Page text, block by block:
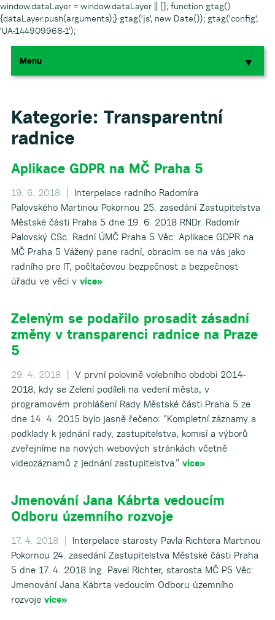
window.dataLayer = window.dataLayer || []; function gtag()
{dataLayer.push(arguments);} gtag('js', new Date()); gtag('config',
'UA-144909968-1');
Menu ▼
▼
Kategorie: Transparentní
radnice
Aplikace GDPR na MČ Praha 5
19. 6. 2018 |
Interpelace radního Radomíra
Palovského Martinou Pokornou 25. zasedání Zastupitelstva
Městské části Praha 5 dne 19. 6. 2018 RNDr. Radomír
Palovský CSc. Radní ÚMČ Praha 5 Věc: Aplikace GDPR na
MČ Praha 5 Vážený pane radní, obracím se na vás jako
radního pro IT, počítačovou bezpečnost a bezpečnost
úřadu ve věci v více»
Zeleným se podařilo prosadit zásadní
změny v transparenci radnice na Praze
5
29. 4. 2018 |
V první polovině volebního období 2014-
2018, kdy se Zelení podíleli na vedení města, v
programovém prohlášení Rady Městské části Praha 5 ze
dne 14. 4. 2015 bylo jasně řečeno: “Kompletní záznamy a
podklady k jednání rady, zastupitelstva, komisí a výborů
zveřejníme na nových webových stránkách včetně
videozáznamů z jednání zastupitelstva.” více»
Jmenování Jana Kábrta vedoucím
Odboru územního rozvoje
17. 4. 2018 |
Interpelace starosty Pavla Richtera Martinou
Pokornou 24. zasedání Zastupitelstva Městské části Praha
5 dne 17. 4. 2018 Ing. Pavel Richter, starosta MČ P5 Věc:
Jmenování Jana Kábrta vedoucím Odboru územního
rozvoje více»